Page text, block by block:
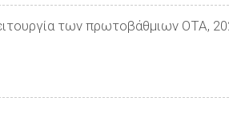
των πρωτοβάθμιων ΟΤΑ,